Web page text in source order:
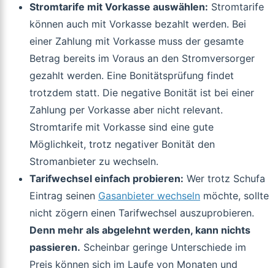
Stromtarife mit Vorkasse auswählen: Stromtarife
können auch mit Vorkasse bezahlt werden. Bei
einer Zahlung mit Vorkasse muss der gesamte
Betrag bereits im Voraus an den Stromversorger
gezahlt werden. Eine Bonitätsprüfung findet
trotzdem statt. Die negative Bonität ist bei einer
Zahlung per Vorkasse aber nicht relevant.
Stromtarife mit Vorkasse sind eine gute
Möglichkeit, trotz negativer Bonität den
Stromanbieter zu wechseln.
Tarifwechsel einfach probieren: Wer trotz Schufa
Eintrag seinen Gasanbieter wechseln möchte, sollte
nicht zögern einen Tarifwechsel auszuprobieren.
Denn mehr als abgelehnt werden, kann nichts
passieren. Scheinbar geringe Unterschiede im
Preis können sich im Laufe von Monaten und